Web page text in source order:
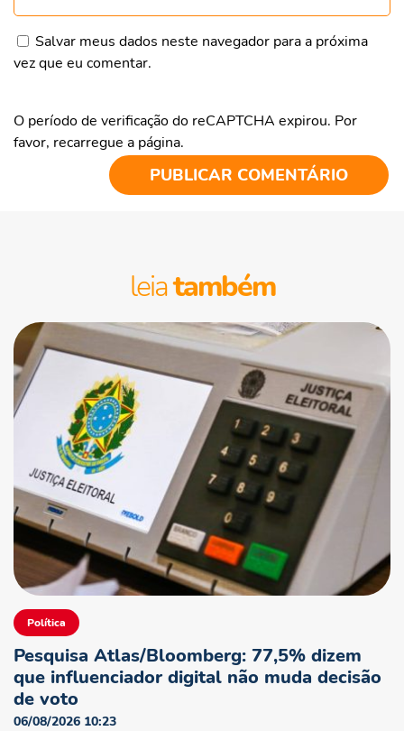
Salvar meus dados neste navegador para a próxima
vez que eu comentar.
O período de verificação do reCAPTCHA expirou. Por
favor, recarregue a página.
leiatambém
Política
Pesquisa Atlas/Bloomberg: 77,5% dizem
que influenciador digital não muda decisão
de voto
06/08/2026 10:23